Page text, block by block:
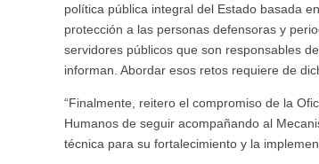
política pública integral del Estado basada
protección a las personas defensoras y
servidores públicos que son responsables
informan. Abordar esos retos requiere de
“Finalmente, reitero el compromiso de la
Humanos de seguir acompañando al
técnica para su fortalecimiento y la